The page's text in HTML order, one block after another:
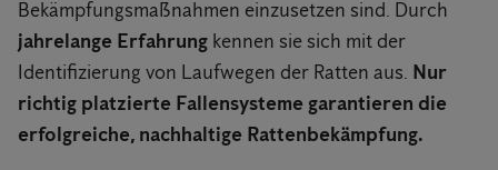
Bekämpfungsmaßnahmen einzusetzen sind. Durch
jahrelange Erfahrung kennen sie sich mit der
Identifizierung von Laufwegen der Ratten aus. Nur
richtig platzierte Fallensysteme garantieren die
erfolgreiche, nachhaltige Rattenbekämpfung.